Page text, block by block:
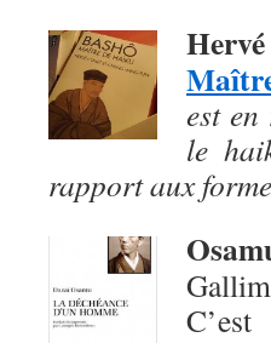
est
le
rapport aux